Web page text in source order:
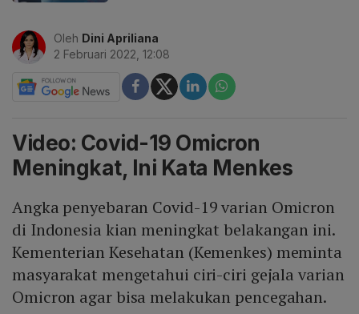
Oleh Dini Apriliana
2 Februari 2022, 12:08
Video: Covid-19 Omicron
Meningkat, Ini Kata Menkes
Angka penyebaran Covid-19 varian Omicron
di Indonesia kian meningkat belakangan ini.
Kementerian Kesehatan (Kemenkes) meminta
masyarakat mengetahui ciri-ciri gejala varian
Omicron agar bisa melakukan pencegahan.